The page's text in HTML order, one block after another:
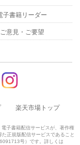
子書籍リーダー
ご意見・ご要望
楽天市場トップ
子書籍配信サービスが、著作権
正規版配信サービスであること
号）です。詳しくは